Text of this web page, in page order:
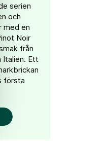
serien
och
med en
Noir
från
Italien. Ett
första